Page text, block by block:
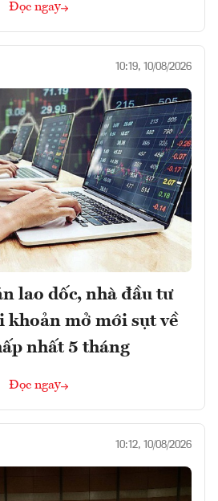
Đọc ngay
10:19, 10/08/2026
lao dốc, nhà đầu tư
khoản mở mới sụt về
nhất 5 tháng
Đọc ngay
10:12, 10/08/2026